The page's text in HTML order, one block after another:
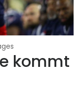
kommt